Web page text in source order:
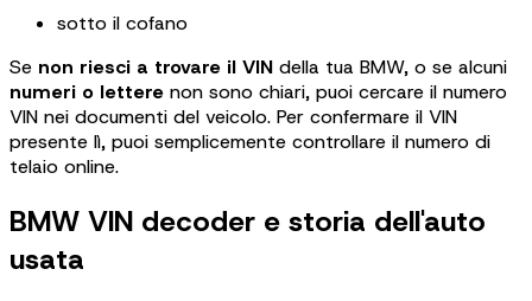
sotto il cofano
Se non riesci a trovare il VIN della tua BMW, o se alcuni
numeri o lettere non sono chiari, puoi cercare il numero
VIN nei documenti del veicolo. Per confermare il VIN
presente lì, puoi semplicemente controllare il numero di
telaio online.
BMW VIN decoder e storia dell'auto
usata